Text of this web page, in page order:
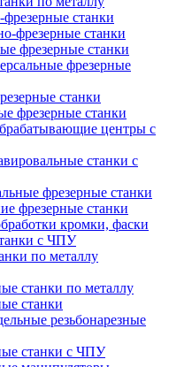
станки
фрезерные станки
фрезерные станки
фрезерные
станки
фрезерные станки
центры с
станки с
фрезерные станки
фрезерные станки
кромки, фаски
с ЧПУ
по металлу
станки по металлу
станки
резьбонарезные
станки с ЧПУ